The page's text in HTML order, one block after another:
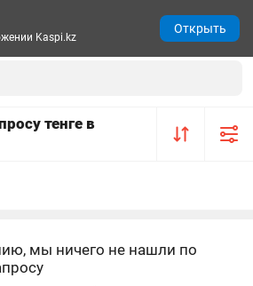
тенге в
мы ничего не нашли по
Kaspi.kz
Открыть